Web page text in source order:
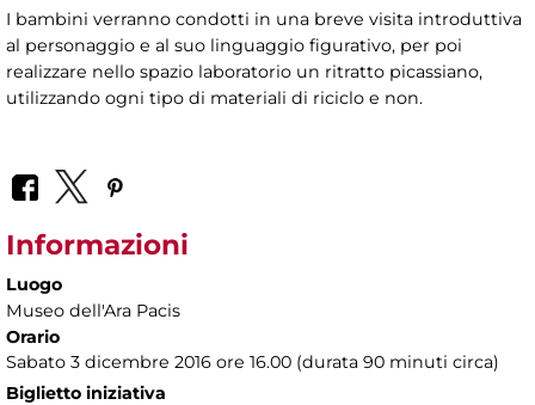
I bambini verranno condotti in una breve visita introduttiva
al personaggio e al suo linguaggio figurativo, per poi
realizzare nello spazio laboratorio un ritratto picassiano,
utilizzando ogni tipo di materiali di riciclo e non.
Informazioni
Luogo
Museo dell'Ara Pacis
Orario
Sabato 3 dicembre 2016 ore 16.00 (durata 90 minuti circa)
Biglietto iniziativa